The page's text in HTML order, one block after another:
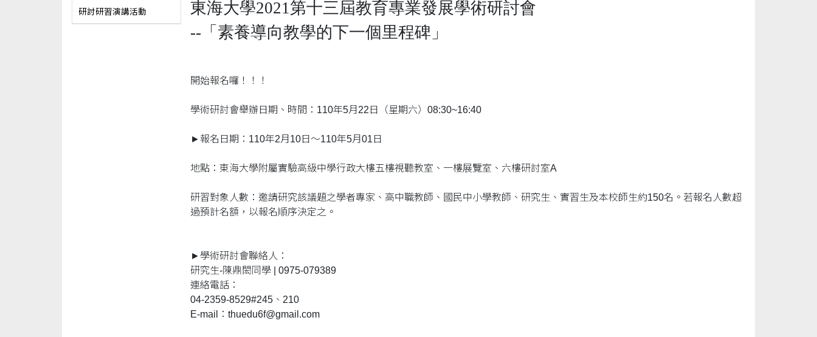
研討研習演講活動 東海大學2021第十三屆教育專業發展學術研討會
-- 「素養導向教學的下一個里程碑」
開始報名囉！！！
學術研討會舉辦日期、時間：110年5月22日（星期六）08:30~16:40
►報名日期：110年2月10日～110年5月01日
地點：東海大學附屬實驗高級中學行政大樓五樓視聽教室、一樓展覽室、六樓研討室A
研習對象人數：邀請研究該議題之學者專家、高中職教師、國民中小學教師、研究生、實習生及本校師生約150名。若報名人數超
過預計名額，以報名順序決定之。
►學術研討會聯絡人：
研究生-陳鼎閎同學 | 0975-079389
連絡電話：
04-2359-8529#245、210
E-mail：thuedu6f@gmail.com